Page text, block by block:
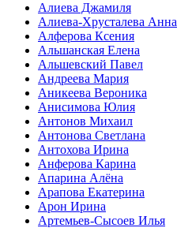
Алиева Джамиля
Алиева-Хрусталева Анна
Алферова Ксения
Альшанская Елена
Альшевский Павел
Андреева Мария
Аникеева Вероника
Анисимова Юлия
Антонов Михаил
Антонова Светлана
Антохова Ирина
Анферова Карина
Апарина Алёна
Арапова Екатерина
Арон Ирина
Артемьев-Сысоев Илья